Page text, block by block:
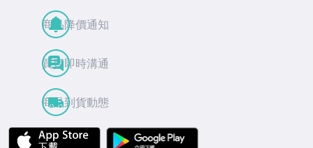
商品降價通知
買賣即時溝通
商品到貨動態
APP Store